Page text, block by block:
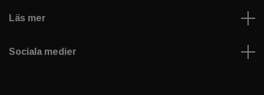
Läs mer
Sociala medier